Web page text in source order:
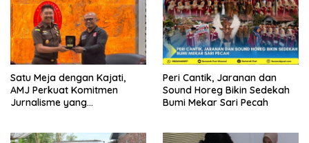
Satu Meja dengan Kajati,
AMJ Perkuat Komitmen
Jurnalisme yang
Peri Cantik, Jaranan dan
Sound Horeg Bikin Sedekah
Bumi Mekar Sari Pecah